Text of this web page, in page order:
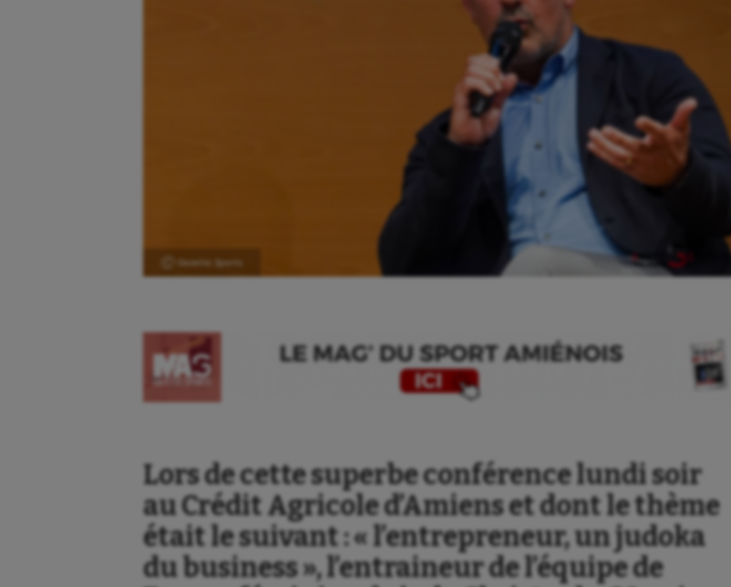
Ⓒ Gazette Sports
Lors de cette superbe conférence lundi soir
au Crédit Agricole d’Amiens et dont le thème
était le suivant : « l’entrepreneur, un judoka
du business », l’entraineur de l’équipe de